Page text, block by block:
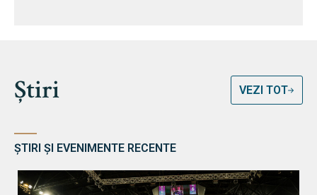
Știri VEZI TOT
ȘTIRI ȘI EVENIMENTE RECENTE